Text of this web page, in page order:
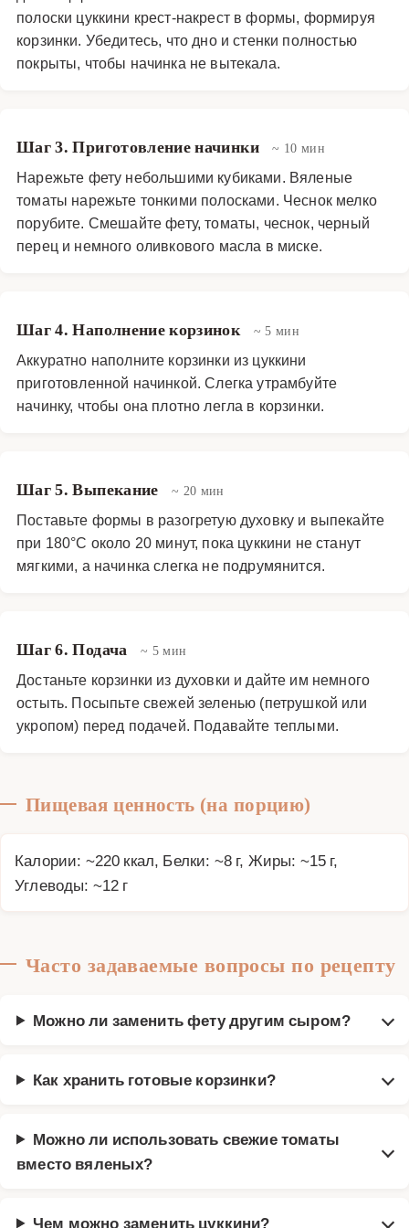
полоски цуккини крест-накрест в формы, формируя
корзинки. Убедитесь, что дно и стенки полностью
покрыты, чтобы начинка не вытекала.
Шаг 3. Приготовление начинки ~ 10 мин
Нарежьте фету небольшими кубиками. Вяленые
томаты нарежьте тонкими полосками. Чеснок мелко
порубите. Смешайте фету, томаты, чеснок, черный
перец и немного оливкового масла в миске.
Шаг 4. Наполнение корзинок ~ 5 мин
Аккуратно наполните корзинки из цуккини
приготовленной начинкой. Слегка утрамбуйте
начинку, чтобы она плотно легла в корзинки.
Шаг 5. Выпекание ~ 20 мин
Поставьте формы в разогретую духовку и выпекайте
при 180°C около 20 минут, пока цуккини не станут
мягкими, а начинка слегка не подрумянится.
Шаг 6. Подача ~ 5 мин
Достаньте корзинки из духовки и дайте им немного
остыть. Посыпьте свежей зеленью (петрушкой или
укропом) перед подачей. Подавайте теплыми.
Пищевая ценность (на порцию)
Калории: ~220 ккал, Белки: ~8 г, Жиры: ~15 г,
Углеводы: ~12 г
Часто задаваемые вопросы по рецепту
Можно ли заменить фету другим сыром?
Как хранить готовые корзинки?
Можно ли использовать свежие томаты
вместо вяленых?
Чем можно заменить цуккини?